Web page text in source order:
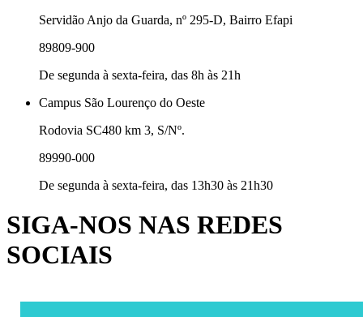
Servidão Anjo da Guarda, nº 295-D, Bairro Efapi
89809-900
De segunda à sexta-feira, das 8h às 21h
Campus São Lourenço do Oeste
Rodovia SC480 km 3, S/Nº.
89990-000
De segunda à sexta-feira, das 13h30 às 21h30
SIGA-NOS NAS REDES
SOCIAIS